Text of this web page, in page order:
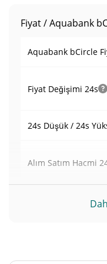
Fiyat / Aquabank
Aquabank bCircle
Fiyat Değişimi 24s
24s Düşük / 24s
Alım Satım Hacmi
Hacim / Piyasa
Piyasa sıralaması